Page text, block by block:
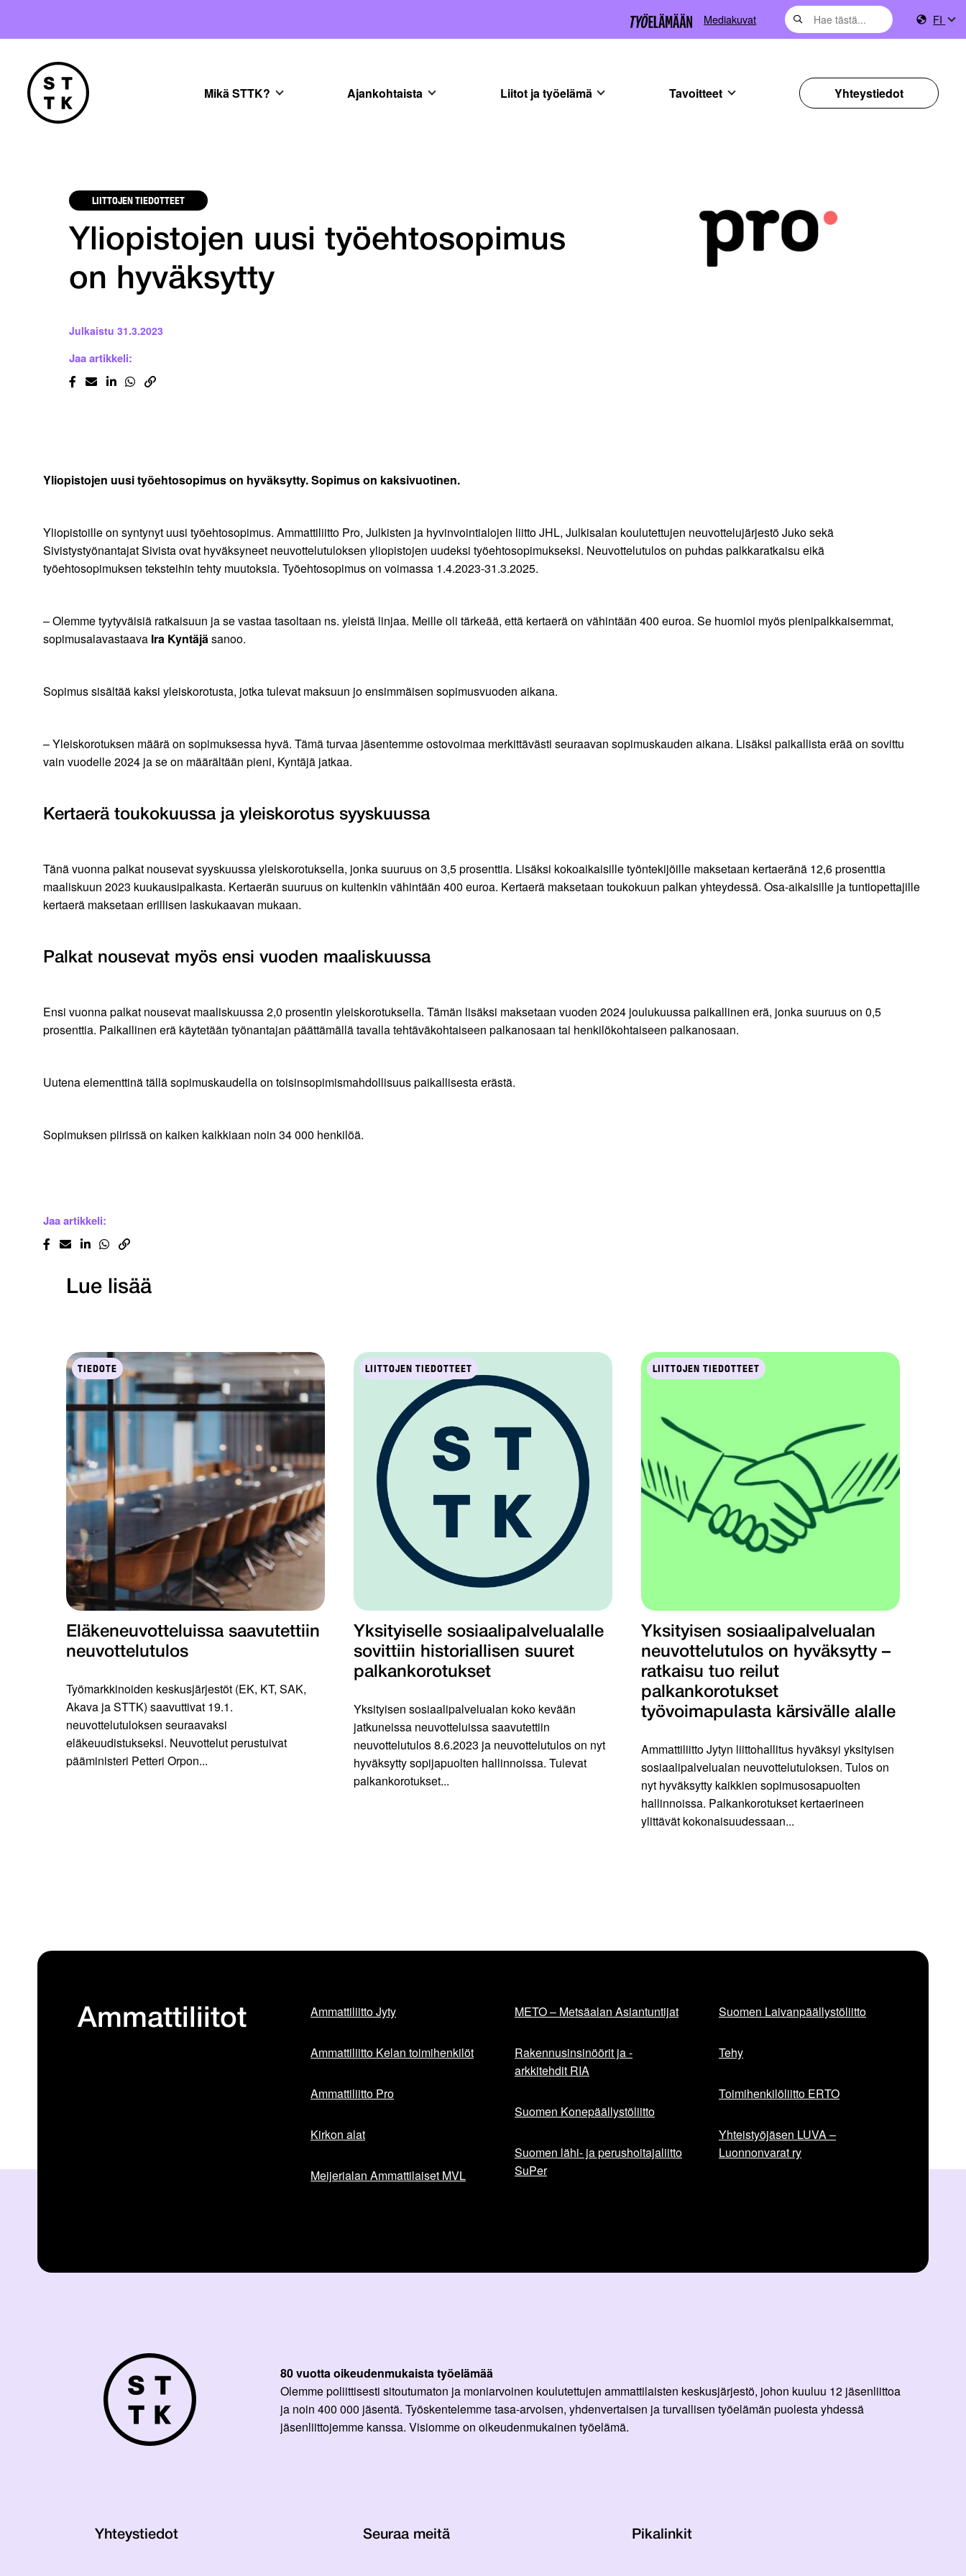
Mediakuvat FI
Mikä STTK? Ajankohtaista Liitot ja työelämä Tavoitteet Yhteystiedot
LIITTOJEN TIEDOTTEET
Yliopistojen uusi työehtosopimus
on hyväksytty
Julkaistu 31.3.2023
Jaa artikkeli:
Yliopistojen uusi työehtosopimus on hyväksytty. Sopimus on kaksivuotinen.
Yliopistoille on syntynyt uusi työehtosopimus. Ammattiliitto Pro, Julkisten ja hyvinvointialojen liitto JHL, Julkisalan koulutettujen neuvottelujärjestö Juko sekä
Sivistystyönantajat Sivista ovat hyväksyneet neuvottelutuloksen yliopistojen uudeksi työehtosopimukseksi. Neuvottelutulos on puhdas palkkaratkaisu eikä
työehtosopimuksen teksteihin tehty muutoksia. Työehtosopimus on voimassa 1.4.2023-31.3.2025.
– Olemme tyytyväisiä ratkaisuun ja se vastaa tasoltaan ns. yleistä linjaa. Meille oli tärkeää, että kertaerä on vähintään 400 euroa. Se huomioi myös pienipalkkaisemmat,
sopimusalavastaava Ira Kyntäjäsanoo.
Sopimus sisältää kaksi yleiskorotusta, jotka tulevat maksuun jo ensimmäisen sopimusvuoden aikana.
– Yleiskorotuksen määrä on sopimuksessa hyvä. Tämä turvaa jäsentemme ostovoimaa merkittävästi seuraavan sopimuskauden aikana. Lisäksi paikallista erää on sovittu
vain vuodelle 2024 ja se on määrältään pieni, Kyntäjä jatkaa.
Kertaerä toukokuussa ja yleiskorotus syyskuussa
Tänä vuonna palkat nousevat syyskuussa yleiskorotuksella, jonka suuruus on 3,5 prosenttia. Lisäksi kokoaikaisille työntekijöille maksetaan kertaeränä 12,6 prosenttia
maaliskuun 2023 kuukausipalkasta. Kertaerän suuruus on kuitenkin vähintään 400 euroa. Kertaerä maksetaan toukokuun palkan yhteydessä. Osa-aikaisille ja tuntiopettajille
kertaerä maksetaan erillisen laskukaavan mukaan.
Palkat nousevat myös ensi vuoden maaliskuussa
Ensi vuonna palkat nousevat maaliskuussa 2,0 prosentin yleiskorotuksella. Tämän lisäksi maksetaan vuoden 2024 joulukuussa paikallinen erä, jonka suuruus on 0,5
prosenttia. Paikallinen erä käytetään työnantajan päättämällä tavalla tehtäväkohtaiseen palkanosaan tai henkilökohtaiseen palkanosaan.
Uutena elementtinä tällä sopimuskaudella on toisinsopimismahdollisuus paikallisesta erästä.
Sopimuksen piirissä on kaiken kaikkiaan noin 34 000 henkilöä.
Jaa artikkeli:
Lue lisää
TIEDOTE
Eläkeneuvotteluissa saavutettiin
neuvottelutulos
Työmarkkinoiden keskusjärjestöt (EK, KT, SAK,
Akava ja STTK) saavuttivat 19.1.
neuvottelutuloksen seuraavaksi
eläkeuudistukseksi. Neuvottelut perustuivat
pääministeri Petteri Orpon...
LIITTOJEN TIEDOTTEET
Yksityiselle sosiaalipalvelualalle
sovittiin historiallisen suuret
palkankorotukset
Yksityisen sosiaalipalvelualan koko kevään
jatkuneissa neuvotteluissa saavutettiin
neuvottelutulos 8.6.2023 ja neuvottelutulos on nyt
hyväksytty sopijapuolten hallinnoissa. Tulevat
palkankorotukset...
LIITTOJEN TIEDOTTEET
Yksityisen sosiaalipalvelualan
neuvottelutulos on hyväksytty –
ratkaisu tuo reilut
palkankorotukset
työvoimapulasta kärsivälle alalle
Ammattiliitto Jytyn liittohallitus hyväksyi yksityisen
sosiaalipalvelualan neuvottelutuloksen. Tulos on
nyt hyväksytty kaikkien sopimusosapuolten
hallinnoissa. Palkankorotukset kertaerineen
ylittävät kokonaisuudessaan...
Ammattiliitot Ammattiliitto Jyty
Ammattiliitto Kelan toimihenkilöt
Ammattiliitto Pro
Kirkon alat
Meijerialan Ammattilaiset MVL
METO – Metsäalan Asiantuntijat
Rakennusinsinöörit ja -
arkkitehdit RIA
Suomen Konepäällystöliitto
Suomen lähi- ja perushoitajaliitto
SuPer
Suomen Laivanpäällystöliitto
Tehy
Toimihenkilöliitto ERTO
Yhteistyöjäsen LUVA –
Luonnonvarat ry
80 vuotta oikeudenmukaista työelämää
Olemme poliittisesti sitoutumaton ja moniarvoinen koulutettujen ammattilaisten keskusjärjestö, johon kuuluu 12 jäsenliittoa
ja noin 400 000 jäsentä. Työskentelemme tasa-arvoisen, yhdenvertaisen ja turvallisen työelämän puolesta yhdessä
jäsenliittojemme kanssa. Visiomme on oikeudenmukainen työelämä.
Yhteystiedot Seuraa meitä Pikalinkit